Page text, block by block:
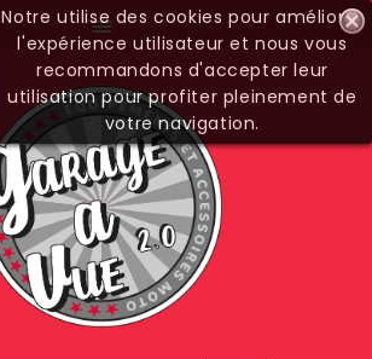

Notre utilise des cookies pour améliorer
l'expérience utilisateur et nous vous
recommandons d'accepter leur
utilisation pour profiter pleinement de
votre navigation.